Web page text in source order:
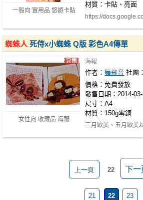
一般向 實用品 悠遊卡貼
材質：卡貼、亮面
https://
女性向 收藏品 海報
蜘蛛人 死侍x小蜘蛛 Q版 彩色A4傳單
海報
作者：舞飛音 社團
價格：免費發放
發售日期：2014-
尺寸：A4
材質：150g雪銅
三月歐美、五月歐美
上一頁 22 下一
21 22 23